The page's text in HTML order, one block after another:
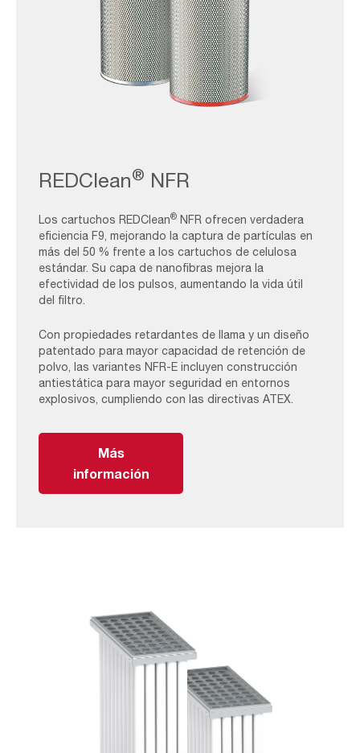
REDClean® NFR
Los cartuchos REDClean® NFR ofrecen verdadera
eficiencia F9, mejorando la captura de partículas en
más del 50 % frente a los cartuchos de celulosa
estándar. Su capa de nanofibras mejora la
efectividad de los pulsos, aumentando la vida útil
del filtro.
Con propiedades retardantes de llama y un diseño
patentado para mayor capacidad de retención de
polvo, las variantes NFR-E incluyen construcción
antiestática para mayor seguridad en entornos
explosivos, cumpliendo con las directivas ATEX.
Más
información